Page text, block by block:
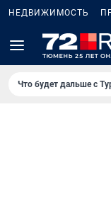
НЕДВИЖИМОСТЬ
Что будет дальше с